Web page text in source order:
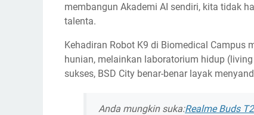
membangun Akademi AI sendiri, kita tidak
talenta.
Kehadiran Robot K9 di Biomedical Campus
hunian, melainkan laboratorium hidup
sukses, BSD City benar-benar layak
Anda mungkin suka:Realme Buds